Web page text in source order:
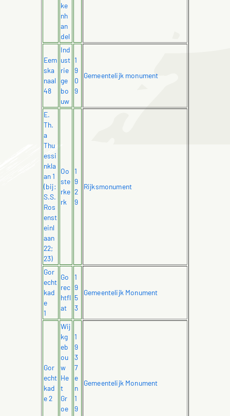
ke
nh
an
del
Eem
ska
naal
48
Ind
ust
rie
ge
bo
uw
1
9
0
9
Gemeentelijk monument
E.
Th.
a
Thu
essi
nkla
an 1
(bij:
S.S.
Ros
enst
einl
aan
22;
23)
Oo
ste
rke
rk
1
9
2
9
Rijksmonument
Gor
echt
kad
e
1
Go
rec
htfl
at
1
9
5
3
Gemeentelijk Monument
Gor
echt
kad
e 2
Wij
kg
eb
ou
w
He
t
Gr
oe
1
9
3
7
e
n
1
9
Gemeentelijk Monument